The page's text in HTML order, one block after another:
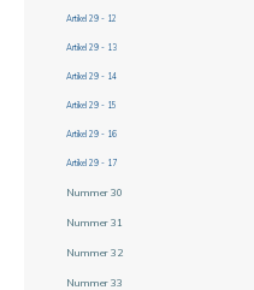
Artikel 29 - 12
Artikel 29 - 13
Artikel 29 - 14
Artikel 29 - 15
Artikel 29 - 16
Artikel 29 - 17
Nummer 30
Nummer 31
Nummer 32
Nummer 33